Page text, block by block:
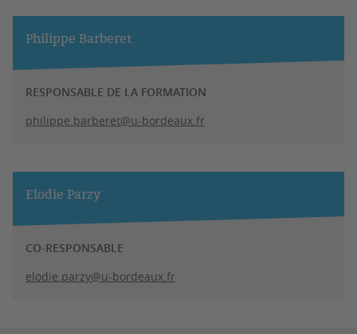
Philippe Barberet
RESPONSABLE DE LA FORMATION
philippe.barberet@u-bordeaux.fr
Elodie Parzy
CO-RESPONSABLE
elodie.parzy@u-bordeaux.fr